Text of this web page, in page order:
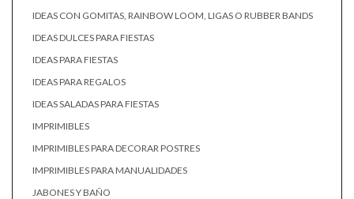
IDEAS CON GOMITAS, RAINBOW LOOM, LIGAS O RUBBER BANDS
IDEAS DULCES PARA FIESTAS
IDEAS PARA FIESTAS
IDEAS PARA REGALOS
IDEAS SALADAS PARA FIESTAS
IMPRIMIBLES
IMPRIMIBLES PARA DECORAR POSTRES
IMPRIMIBLES PARA MANUALIDADES
JABONES Y BAÑO